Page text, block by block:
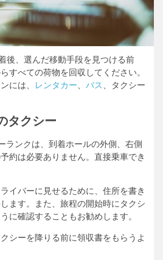
後、選んだ移動手段を見つける前
すべての荷物を回収してください。
には、
レンタカー バス
、タクシー
タクシー
ランクは、到着ホールの外側、右側
約は必要ありません。直接乗車でき
イバーに見せるために、住所を書き
ます。また、旅程の開始時にタクシ
に確認することもお勧めします。
シーを降りる前に領収書をもらうよ